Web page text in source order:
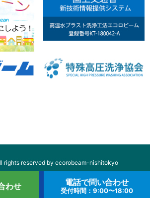
わせ 電話で問い合わせ
受付時間：9:00〜18:00
rights reserved by ecorobeam-nishitokyo